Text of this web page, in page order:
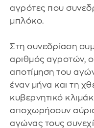
αγρότες που
μπλόκο.
Στη συνεδρίαση
αριθμός αγροτών,
αποτίμηση του
έναν μήνα και τη
κυβερνητικό
αποχωρήσουν
αγώνας τους